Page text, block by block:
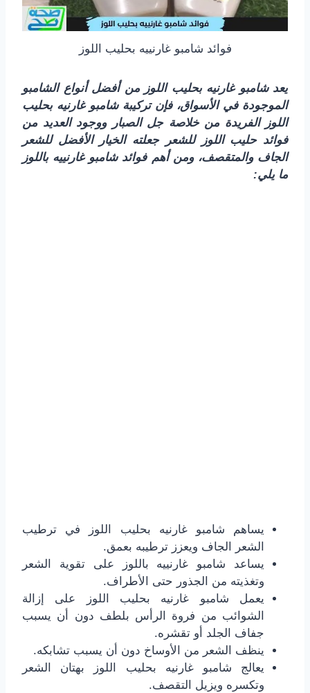
فوائد شامبو غارنييه بحليب اللوز
يعد شامبو غارنيه بحليب اللوز من أفضل أنواع الشامبو
الموجودة في الأسواق، فإن تركيبة شامبو غارنيه بحليب
اللوز الفريدة من خلاصة جل الصبار ووجود العديد من
فوائد حليب اللوز للشعر جعلته الخيار الأفضل للشعر
الجاف والمتقصف، ومن أهم فوائد شامبو غارنييه باللوز
ما يلي:
يساهم شامبو غارنيه بحليب اللوز في ترطيب
الشعر الجاف ويعزز ترطيبه بعمق.
يساعد شامبو غارنييه باللوز على تقوية الشعر
وتغذيته من الجذور حتى الأطراف.
يعمل شامبو غارنيه بحليب اللوز على إزالة
الشوائب من فروة الرأس بلطف دون أن يسبب
جفاف الجلد أو تقشره.
ينظف الشعر من الأوساخ دون أن يسبب تشابكه.
يعالج شامبو غارنيه بحليب اللوز بهتان الشعر
وتكسره ويزيل التقصف.